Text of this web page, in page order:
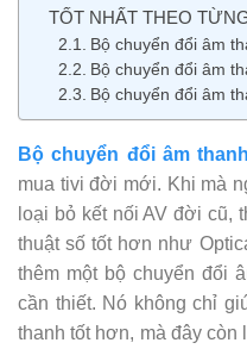
TỐT NHẤT THEO
Bộ chuyển đổi âm
Bộ chuyển đổi âm
Bộ chuyển đổi âm
Bộ chuyển đổi âm thanh
mua tivi đời mới. Khi mà
loại bỏ kết nối AV đời cũ,
thuật số tốt hơn như
thêm một bộ chuyển đổi
cần thiết. Nó không chỉ
thanh tốt hơn, mà đây còn